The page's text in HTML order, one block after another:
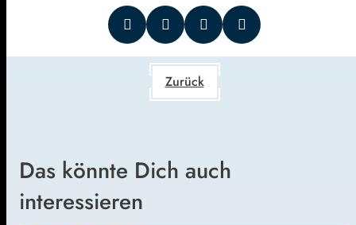
Zurück
Das könnte Dich auch
interessieren